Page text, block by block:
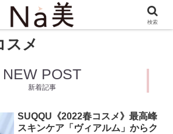
スメ
NEW POST
新着記事
SUQQU《2022春コスメ》最高峰
スキンケア「ヴィアルム」からク
検索